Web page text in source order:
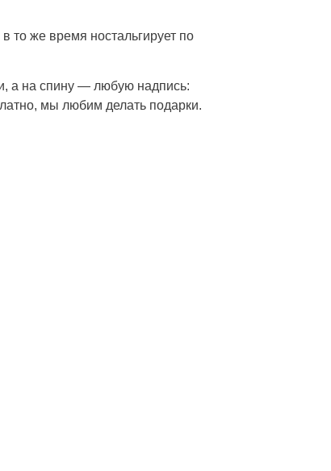
то же время ностальгирует по
а на спину — любую надпись:
мы любим делать подарки.